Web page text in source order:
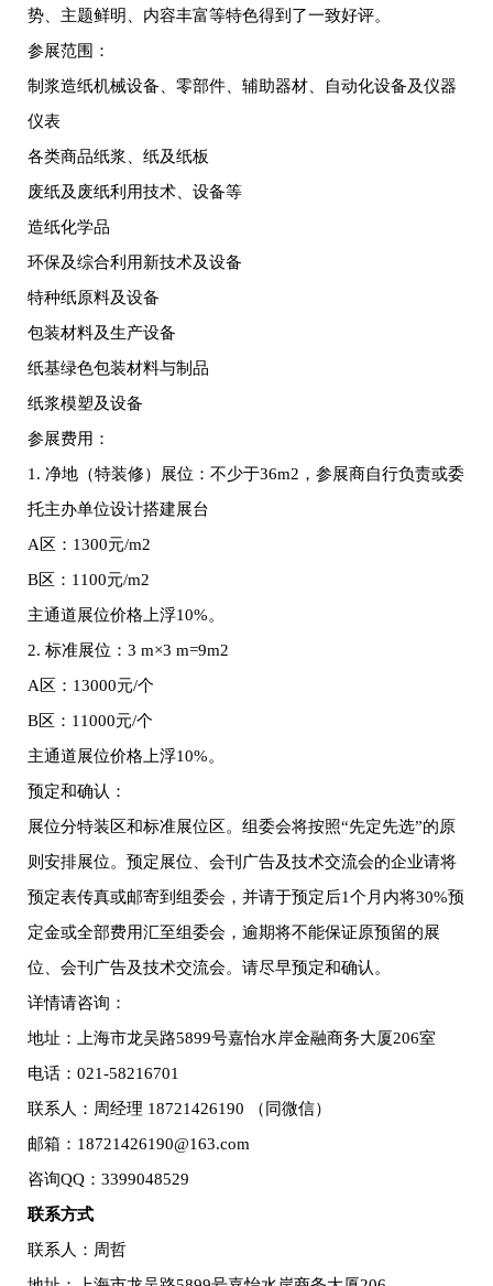
势、主题鲜明、内容丰富等特色得到了一致好评。
参展范围：
制浆造纸机械设备、零部件、辅助器材、自动化设备及仪器
仪表
各类商品纸浆、纸及纸板
废纸及废纸利用技术、设备等
造纸化学品
环保及综合利用新技术及设备
特种纸原料及设备
包装材料及生产设备
纸基绿色包装材料与制品
纸浆模塑及设备
参展费用：
1. 净地（特装修）展位：不少于36m2，参展商自行负责或委
托主办单位设计搭建展台
A区：1300元/m2
B区：1100元/m2
主通道展位价格上浮10%。
2. 标准展位：3 m×3 m=9m2
A区：13000元/个
B区：11000元/个
主通道展位价格上浮10%。
预定和确认：
展位分特装区和标准展位区。组委会将按照“先定先选”的原
则安排展位。预定展位、会刊广告及技术交流会的企业请将
预定表传真或邮寄到组委会，并请于预定后1个月内将30%预
定金或全部费用汇至组委会，逾期将不能保证原预留的展
位、会刊广告及技术交流会。请尽早预定和确认。
详情请咨询：
地址：上海市龙吴路5899号嘉怡水岸金融商务大厦206室
电话：021-58216701
联系人：周经理 18721426190 （同微信）
邮箱：18721426190@163.com
咨询QQ：3399048529
联系方式
联系人：周哲